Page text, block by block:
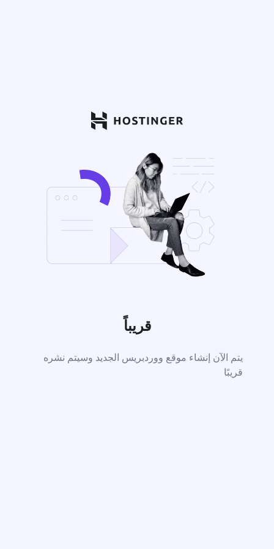
قريباً
يتم الآن إنشاء موقع ووردبريس الجديد وسيتم نشره
قريبًا